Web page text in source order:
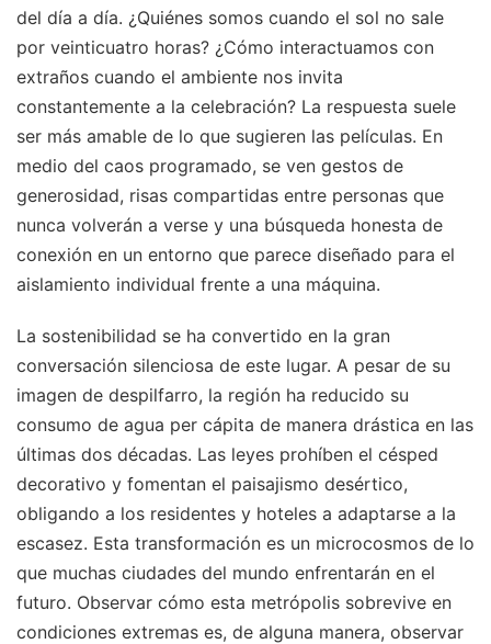
del día a día. ¿Quiénes somos cuando el sol no sale
por veinticuatro horas? ¿Cómo interactuamos con
extraños cuando el ambiente nos invita
constantemente a la celebración? La respuesta suele
ser más amable de lo que sugieren las películas. En
medio del caos programado, se ven gestos de
generosidad, risas compartidas entre personas que
nunca volverán a verse y una búsqueda honesta de
conexión en un entorno que parece diseñado para el
aislamiento individual frente a una máquina.
La sostenibilidad se ha convertido en la gran
conversación silenciosa de este lugar. A pesar de su
imagen de despilfarro, la región ha reducido su
consumo de agua per cápita de manera drástica en las
últimas dos décadas. Las leyes prohíben el césped
decorativo y fomentan el paisajismo desértico,
obligando a los residentes y hoteles a adaptarse a la
escasez. Esta transformación es un microcosmos de lo
que muchas ciudades del mundo enfrentarán en el
futuro. Observar cómo esta metrópolis sobrevive en
condiciones extremas es, de alguna manera, observar